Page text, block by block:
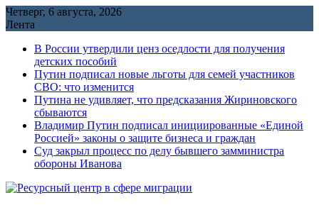
Перейти
к
Четверг, 6 августа, 2026
Лента
В России утвердили ценз оседлости для получения
детских пособий
Путин подписал новые льготы для семей участников
СВО: что изменится
Путина не удивляет, что предсказания Жириновского
сбываются
Владимир Путин подписал инициированные «Единой
Россией» законы о защите бизнеса и граждан
Cуд закрыл процесс по делу бывшего замминистра
обороны Иванова